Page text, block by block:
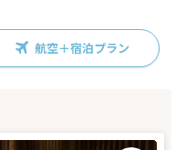
航空＋宿泊プラン